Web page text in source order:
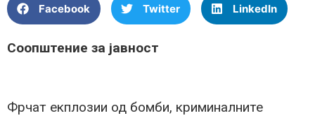
Facebook Twitter LinkedIn
Соопштение за јавност
Фрчат екплозии од бомби, криминалните